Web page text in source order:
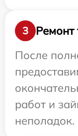
3
Ремонт
После
работ и
неполадок.